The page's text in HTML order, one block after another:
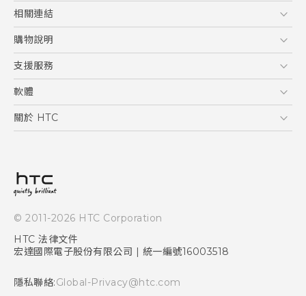
5G
智慧型手機
配件
相關連結
HTC Research
購物說明
購物須知
訂單管理
付款方式
支援服務
到府收送維修服務
服務中心資訊
客戶服務佈告欄
軟體
應用程式
HTC Sync Manager
關於 HTC
投資人
隱私權政策
產品安全性
Security and Privacy Whitepaper
© 2011-2026 HTC Corporation
HTC 法律文件
宏達國際電子股份有限公司 | 統一編號16003518
隱私聯絡:Global-Privacy@htc.com